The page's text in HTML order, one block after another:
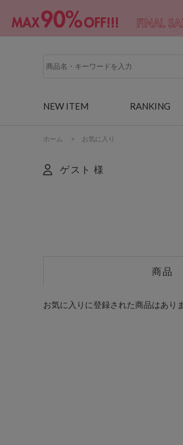
NEW ITEM RANKING
ホーム > お気に入り
ゲスト 様
商品
お気に入りに登録された商品はあり